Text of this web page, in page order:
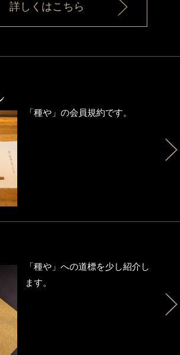
詳しくはこちら
「種や」の会員規約です。
「種や」への道標を少し紹介し
ます。